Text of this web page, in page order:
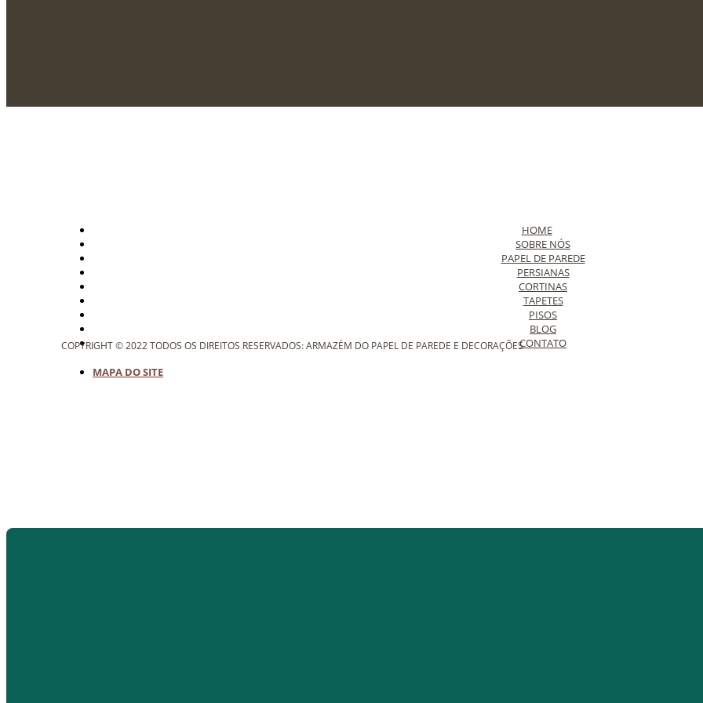
HOME
SOBRE NÓS
PAPEL DE PAREDE
PERSIANAS
CORTINAS
TAPETES
PISOS
BLOG
CONTATO
COPYRIGHT © 2022 TODOS OS DIREITOS RESERVADOS: ARMAZÉM DO PAPEL DE PAREDE E DECORAÇÕES
MAPA DO SITE